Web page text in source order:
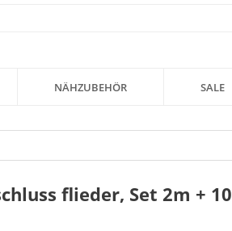
NÄHZUBEHÖR SALE
flieder, Set 2m + 10